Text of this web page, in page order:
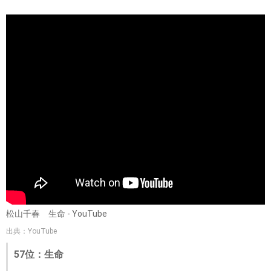
松山千春 生命 - YouTube
出典：YouTube
57位：生命